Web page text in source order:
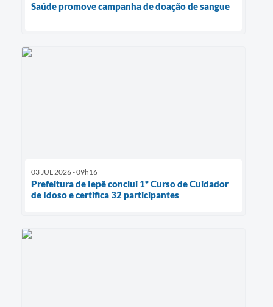
Saúde promove campanha de doação de sangue
03 JUL 2026 - 09h16
Prefeitura de Iepê conclui 1º Curso de Cuidador
de Idoso e certifica 32 participantes